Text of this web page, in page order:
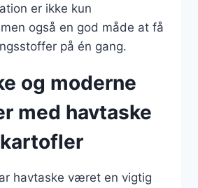
er ikke kun
også en god måde at få
på én gang.
og moderne
med havtaske
havtaske været en vigtig